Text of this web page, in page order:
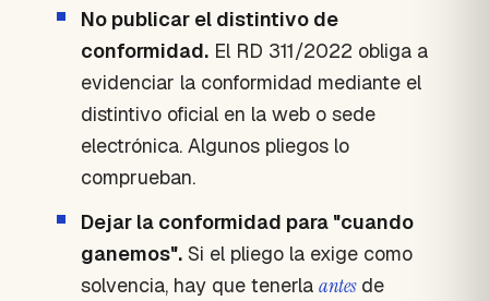
No publicar el distintivo de
conformidad. El RD 311/2022 obliga a
evidenciar la conformidad mediante el
distintivo oficial en la web o sede
electrónica. Algunos pliegos lo
comprueban.
Dejar la conformidad para "cuando
ganemos". Si el pliego la exige como
solvencia, hay que tenerla antesde